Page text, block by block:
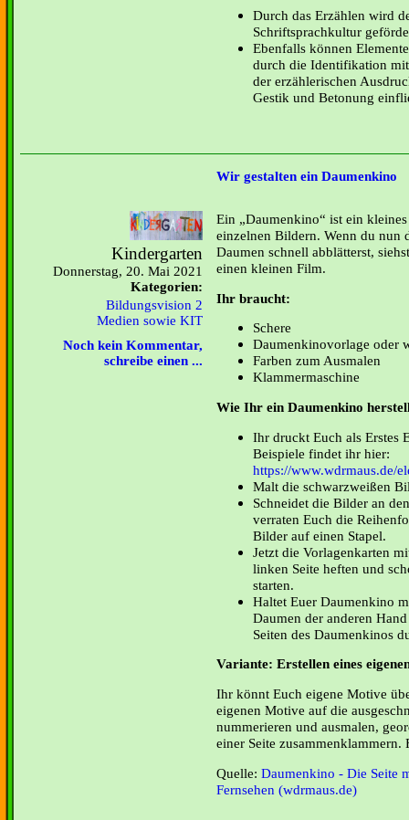
Durch das Erzählen wird
Schriftsprachkultur
Ebenfalls können
durch die Identifikation
der erzählerischen
Gestik und Betonung
Wir gestalten ein Daumenkino
Kindergarten
Donnerstag, 20. Mai 2021
Kategorien:
Bildungsvision 2
Medien sowie KIT
Noch kein Kommentar,
schreibe einen ...
Ein „Daumenkino“ ist ein
einzelnen Bildern. Wenn du nun
Daumen schnell abblätterst,
einen kleinen Film.
Ihr braucht:
Schere
Daumenkinovorlage oder
Farben zum Ausmalen
Klammermaschine
Wie Ihr ein Daumenkino
Ihr druckt Euch als Erstes
Beispiele findet ihr hier:
https://www.wdrmaus.de/
Malt die schwarzweißen
Schneidet die Bilder an
verraten Euch die
Bilder auf einen Stapel.
Jetzt die Vorlagenkarten
linken Seite heften und
starten.
Haltet Euer Daumenkino
Daumen der anderen
Seiten des Daumenkinos
Variante: Erstellen eines
Ihr könnt Euch eigene Motive
eigenen Motive auf die
nummerieren und ausmalen,
einer Seite zusammenklammern.
Quelle: Daumenkino - Die Seite
Fernsehen (wdrmaus.de)